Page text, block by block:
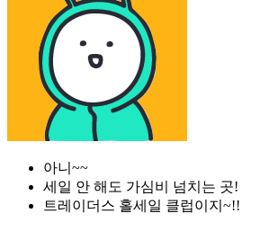
아니~~
세일 안 해도 가심비 넘치는 곳!
트레이더스 홀세일 클럽이지~!!